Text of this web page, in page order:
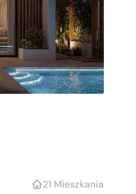
21 Mieszkania